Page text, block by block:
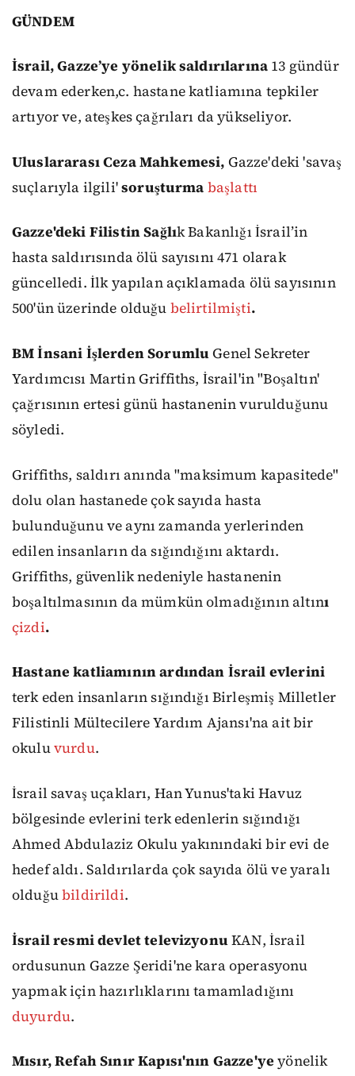
GÜNDEM
İsrail, Gazze’ye yönelik saldırılarına 13 gündür
devam ederken,c. hastane katliamına tepkiler
artıyor ve, ateşkes çağrıları da yükseliyor.
Uluslararası Ceza Mahkemesi, Gazze'deki 'savaş
suçlarıyla ilgili'soruşturma başlattı
Gazze'deki Filistin Sağlık Bakanlığı İsrail’in
hasta saldırısında ölü sayısını 471 olarak
güncelledi. İlk yapılan açıklamada ölü sayısının
500'ün üzerinde olduğu belirtilmişti.
BM İnsani İşlerden SorumluGenel Sekreter
Yardımcısı Martin Griffiths, İsrail'in "Boşaltın'
çağrısının ertesi günü hastanenin vurulduğunu
söyledi.
Griffiths, saldırı anında "maksimum kapasitede"
dolu olan hastanede çok sayıda hasta
bulunduğunu ve aynı zamanda yerlerinden
edilen insanların da sığındığını aktardı.
Griffiths, güvenlik nedeniyle hastanenin
boşaltılmasının da mümkün olmadığının altını
çizdi.
Hastane katliamının ardından İsrail evlerini
terk eden insanların sığındığı Birleşmiş Milletler
Filistinli Mültecilere Yardım Ajansı'na ait bir
okuluvurdu.
İsrail savaş uçakları, Han Yunus'taki Havuz
bölgesinde evlerini terk edenlerin sığındığı
Ahmed Abdulaziz Okulu yakınındaki bir evi de
hedef aldı. Saldırılarda çok sayıda ölü ve yaralı
olduğubildirildi.
İsrail resmi devlet televizyonuKAN, İsrail
ordusunun Gazze Şeridi'ne kara operasyonu
yapmak için hazırlıklarını tamamladığını
duyurdu.
Mısır, Refah Sınır Kapısı'nın Gazze'ye yönelik